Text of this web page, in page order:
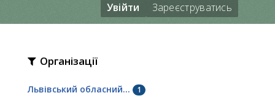
Увійти Зареєструватись
Організації
Львівський обласний... 1